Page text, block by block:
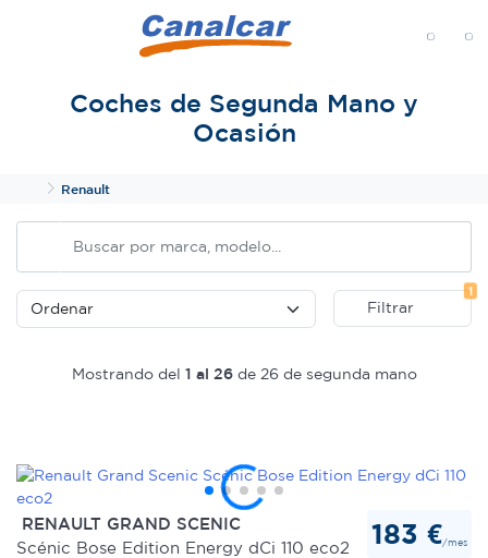
Coches de Segunda Mano y
Ocasión
InicioRenault
Filtrar
1
Mostrando del 1 al 26de 26 de segunda mano
RENAULT GRAND SCENIC
Scénic Bose Edition Energy dCi 110 eco2
183 €/mes